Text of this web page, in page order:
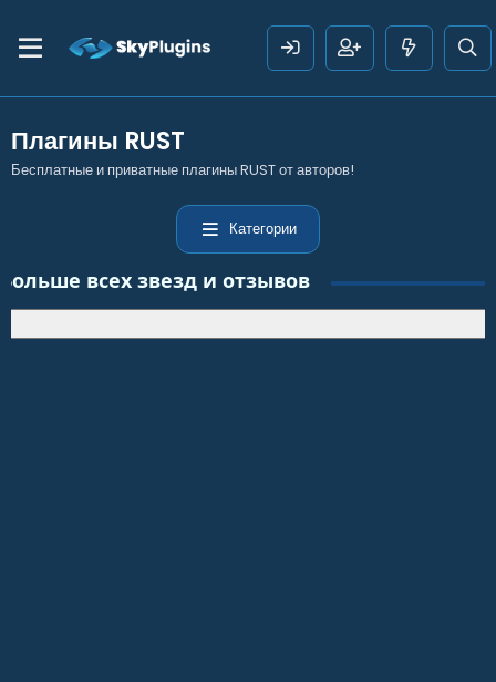
Плагины RUST
Бесплатные и приватные плагины RUST от авторов!
Категории
Больше всех звезд и отзывов